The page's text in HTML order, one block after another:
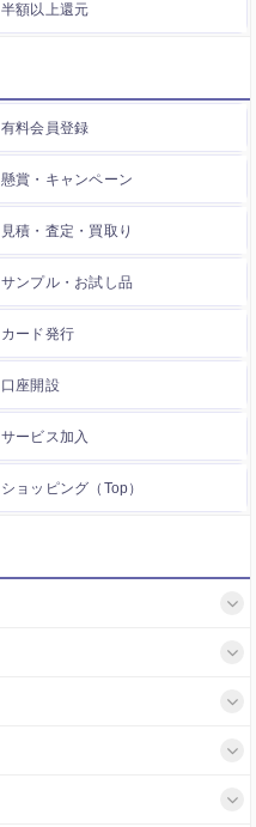
半額以上還元
有料会員登録
懸賞・キャンペーン
見積・査定・買取り
サンプル・お試し品
カード発行
口座開設
サービス加入
ショッピング（Top）